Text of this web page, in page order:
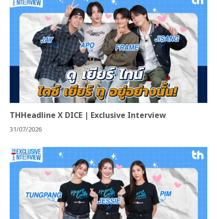
THHeadline X DICE | Exclusive Interview
31/07/2026